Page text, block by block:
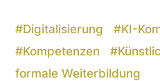
#Digitalisierung #KI-
#Kompetenzen #
formale Weiterbildung